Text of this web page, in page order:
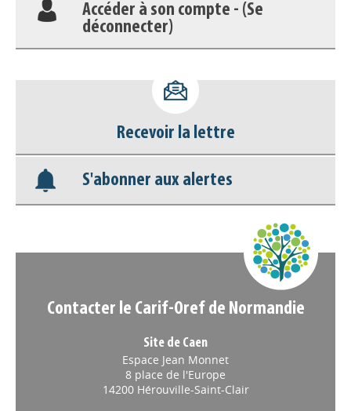
Accéder à son compte - (Se
déconnecter)
Nos veilles Scoop.it
Appels à projets
Recevoir la lettre
S'abonner aux alertes
Contacter le Carif-Oref de Normandie
Site de Caen
Espace Jean Monnet
8 place de l'Europe
14200 Hérouville-Saint-Clair